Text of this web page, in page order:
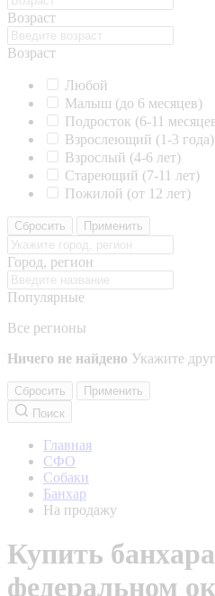
Возраст
Возраст
Любой
Малыш (до 6 месяцев)
Подросток (6-11
Взрослеющий (1-3 года)
Взрослый (4-6 лет)
Стареющий (7-11 лет)
Пожилой (от 12 лет)
Сбросить Применить
Город, регион
Популярные
Все регионы
Ничего не найдено Укажите
Сбросить
Применить
Поиск
Главная
СФО
Собаки
Банхар
На продажу
Купить
федеральном